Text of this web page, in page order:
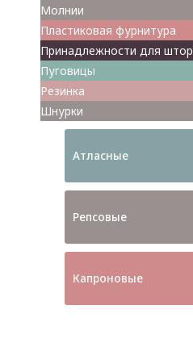
Молнии
Пластиковая фурнитура
Принадлежности для штор
Пуговицы
Резинка
Шнурки
Атласные
Репсовые
Капроновые